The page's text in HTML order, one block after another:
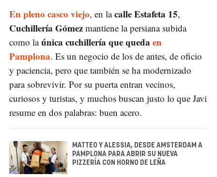
En pleno casco viejo, en lacalle Estafeta 15,
Cuchillería Gómez mantiene la persiana subida
como laúnica cuchillería que queda en
Pamplona. Es un negocio de los de antes, de oficio
y paciencia, pero que también se ha modernizado
para sobrevivir. Por su puerta entran vecinos,
curiosos y turistas, y muchos buscan justo lo que Javi
resume en dos palabras: buen acero.
MATTEO Y ALESSIA, DESDE AMSTERDAM A
PAMPLONA PARA ABRIR SU NUEVA
PIZZERÍA CON HORNO DE LEÑA